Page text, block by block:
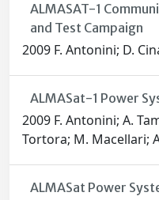
ALMASAT-1
and Test Campaign
2009 F. Antonini; D.
ALMASat-1 Power
2009 F. Antonini; A.
Tortora; M. Macellari;
ALMASat Power